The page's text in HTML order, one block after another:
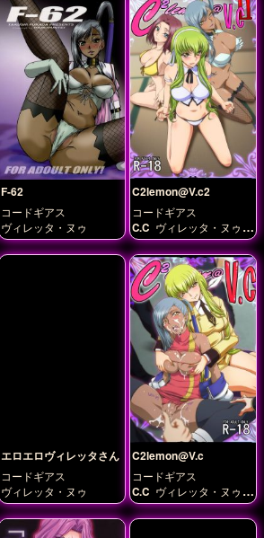
F-62
コードギアス
ヴィレッタ・ヌゥ
C2lemon@V.c2
コードギアス
C.C ヴィレッタ・ヌゥ
紅月カレン
エロエロヴィレッタさん
コードギアス
ヴィレッタ・ヌゥ
C2lemon@V.c
コードギアス
C.C ヴィレッタ・ヌゥ
紅月カレン